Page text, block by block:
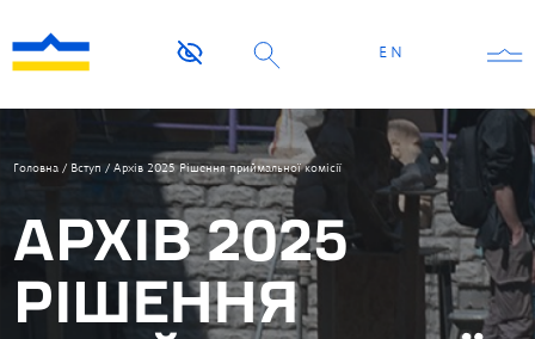
EN
Головна / Вступ / Архів 2025 Рішення приймальної комісії
АРХІВ 2025
РІШЕННЯ